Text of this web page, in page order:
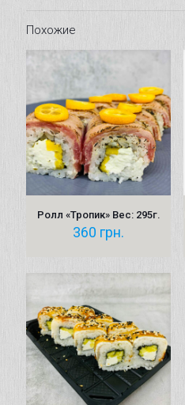
Похожие
Ролл «Тропик» Вес: 295г.
360 грн.